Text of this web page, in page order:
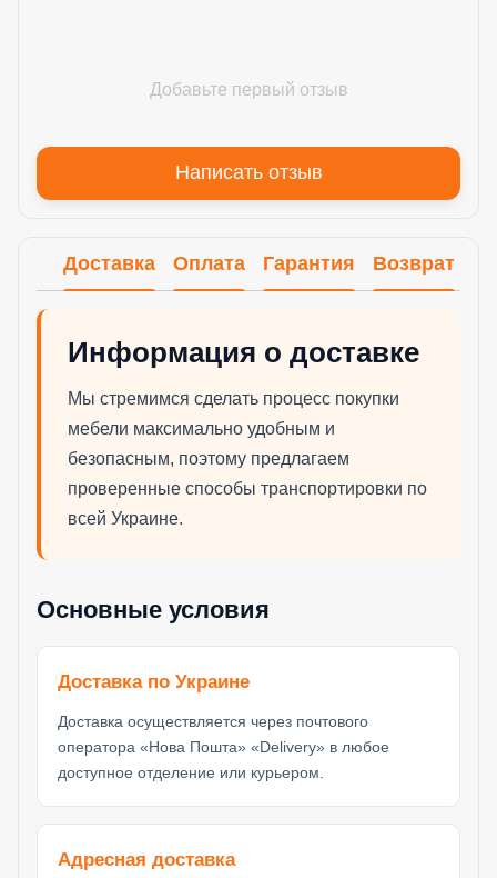
Добавьте первый отзыв
Написать отзыв
Доставка Оплата Гарантия Возврат
Информация о доставке
Мы стремимся сделать процесс покупки
мебели максимально удобным и
безопасным, поэтому предлагаем
проверенные способы транспортировки по
всей Украине.
Основные условия
Доставка по Украине
Доставка осуществляется через почтового
оператора «Нова Пошта» «Delivery» в любое
доступное отделение или курьером.
Адресная доставка